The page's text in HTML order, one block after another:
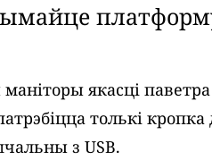
якасці
толькі
з USB.